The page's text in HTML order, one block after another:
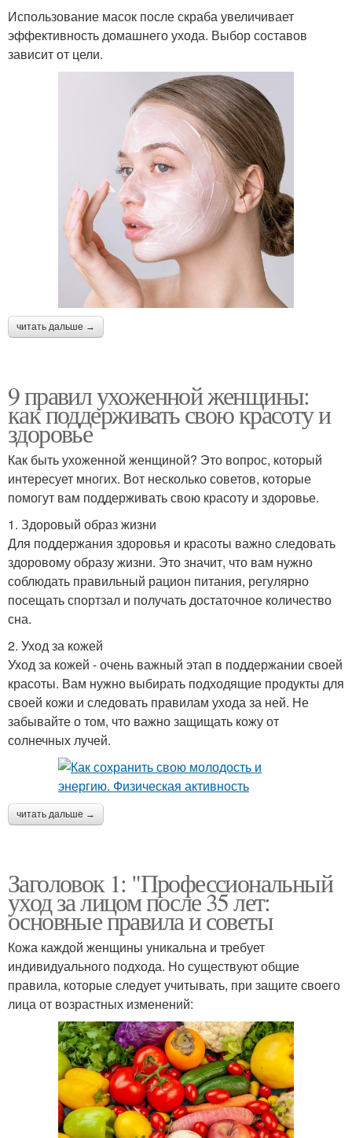
Использование масок после скраба увеличивает
эффективность домашнего ухода. Выбор составов
зависит от цели.
читать дальше →
9 правил ухоженной женщины:
как поддерживать свою красоту и
здоровье
Как быть ухоженной женщиной? Это вопрос, который
интересует многих. Вот несколько советов, которые
помогут вам поддерживать свою красоту и здоровье.
1. Здоровый образ жизни
Для поддержания здоровья и красоты важно следовать
здоровому образу жизни. Это значит, что вам нужно
соблюдать правильный рацион питания, регулярно
посещать спортзал и получать достаточное количество
сна.
2. Уход за кожей
Уход за кожей - очень важный этап в поддержании своей
красоты. Вам нужно выбирать подходящие продукты для
своей кожи и следовать правилам ухода за ней. Не
забывайте о том, что важно защищать кожу от
солнечных лучей.
читать дальше →
Заголовок 1: "Профессиональный
уход за лицом после 35 лет:
основные правила и советы
Кожа каждой женщины уникальна и требует
индивидуального подхода. Но существуют общие
правила, которые следует учитывать, при защите своего
лица от возрастных изменений: